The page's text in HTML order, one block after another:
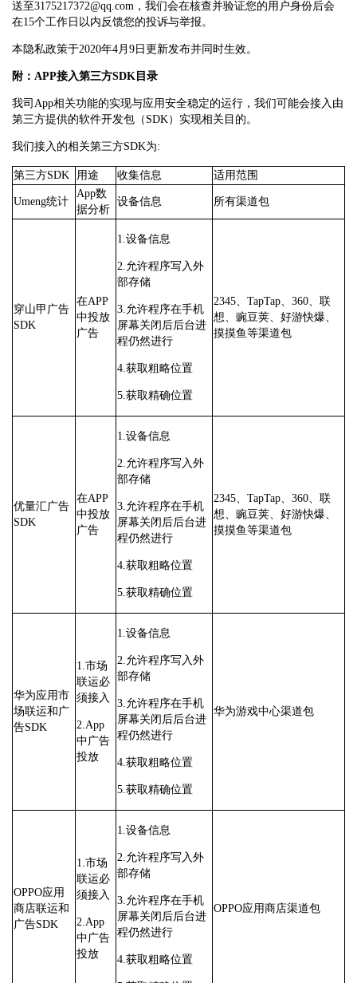
送至3175217372@qq.com，我们会在核查并验证您的用户身份后会
在15个工作日以内反馈您的投诉与举报。
本隐私政策于2020年4月9日更新发布并同时生效。
附：APP接入第三方SDK目录
我司App相关功能的实现与应用安全稳定的运行，我们可能会接入由
第三方提供的软件开发包（SDK）实现相关目的。
我们接入的相关第三方SDK为:
第三方SDK 用途 收集信息 适用范围
Umeng统计
App数
据分析
设备信息 所有渠道包
穿山甲广告
SDK
在APP
中投放
广告
1.设备信息
2.允许程序写入外
部存储
3.允许程序在手机
屏幕关闭后后台进
程仍然进行
4.获取粗略位置
5.获取精确位置
2345、TapTap、360、联
想、豌豆荚、好游快爆、
摸摸鱼等渠道包
优量汇广告
SDK
在APP
中投放
广告
1.设备信息
2.允许程序写入外
部存储
3.允许程序在手机
屏幕关闭后后台进
程仍然进行
4.获取粗略位置
5.获取精确位置
2345、TapTap、360、联
想、豌豆荚、好游快爆、
摸摸鱼等渠道包
华为应用市
场联运和广
告SDK
1.市场
联运必
须接入
2.App
中广告
投放
1.设备信息
2.允许程序写入外
部存储
3.允许程序在手机
屏幕关闭后后台进
程仍然进行
4.获取粗略位置
5.获取精确位置
华为游戏中心渠道包
OPPO应用
商店联运和
广告SDK
1.市场
联运必
须接入
2.App
中广告
投放
1.设备信息
2.允许程序写入外
部存储
3.允许程序在手机
屏幕关闭后后台进
程仍然进行
4.获取粗略位置
OPPO应用商店渠道包